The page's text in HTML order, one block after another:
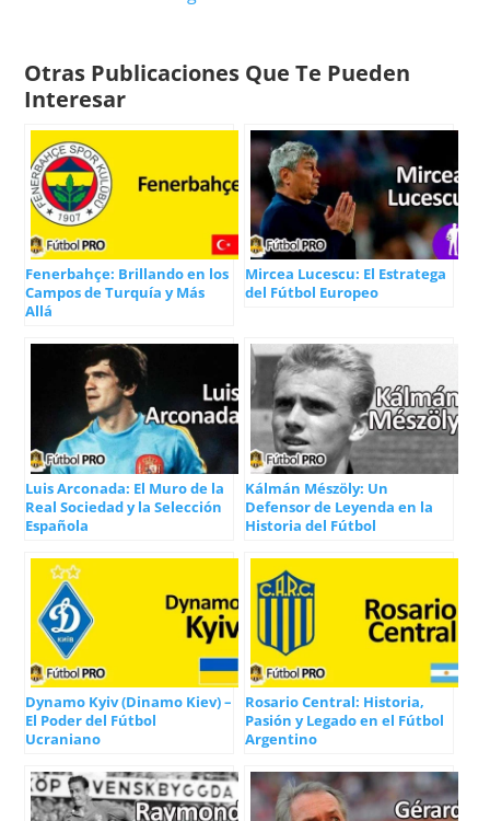
Otras Publicaciones Que Te Pueden
Interesar
Fenerbahçe: Brillando en los
Campos de Turquía y Más
Allá
Mircea Lucescu: El Estratega
del Fútbol Europeo
Luis Arconada: El Muro de la
Real Sociedad y la Selección
Española
Kálmán Mészöly: Un
Defensor de Leyenda en la
Historia del Fútbol
Dynamo Kyiv (Dinamo Kiev) –
El Poder del Fútbol
Ucraniano
Rosario Central: Historia,
Pasión y Legado en el Fútbol
Argentino